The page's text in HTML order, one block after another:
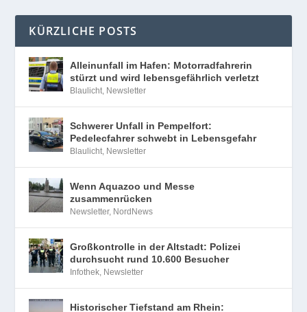
KÜRZLICHE POSTS
Alleinunfall im Hafen: Motorradfahrerin
stürzt und wird lebensgefährlich verletzt
Blaulicht Newsletter
Schwerer Unfall in Pempelfort:
Pedelecfahrer schwebt in Lebensgefahr
Blaulicht Newsletter
Wenn Aquazoo und Messe
zusammenrücken
Newsletter, NordNews
Großkontrolle in der Altstadt: Polizei
durchsucht rund 10.600 Besucher
Infothek Newsletter
Historischer Tiefstand am Rhein: